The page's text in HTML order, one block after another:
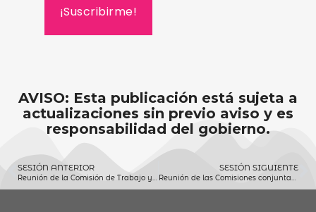
AVISO: Esta publicación está sujeta a
actualizaciones sin previo aviso y es
responsabilidad del gobierno.
SESIÓN ANTERIOR SESIÓN SIGUIENTE